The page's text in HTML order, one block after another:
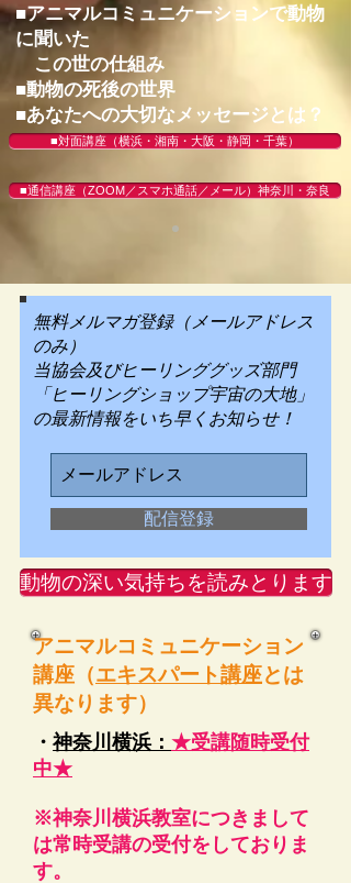
■アニマルコミュニケーションで動物
に聞いた
この世の仕組み
■動物の死後の世界
​■あなたへの大切なメッセージとは？
■対面講座（横浜・湘南・大阪・静岡・千葉）
■通信講座（ZOOM／スマホ通話／メール）神奈川・奈良
無料メルマガ登録（メールアドレス
のみ）
当協会及びヒーリンググッズ部門
「ヒーリングショップ宇宙の大地」
の最新情報をいち早くお知らせ！
配信登録
動物の深い気持ちを読みとります
​アニマルコミュニケーション
講座（エキスパート講座とは
異なります）
・ 神奈川横浜： ★受講随時受付
中★
​※神奈川横浜教室につきまして
は常時受講の受付をしておりま
す。